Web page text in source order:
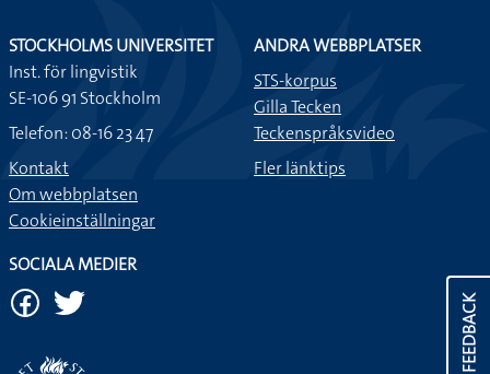
FEEDBACK
STOCKHOLMS UNIVERSITET
Inst. för lingvistik
SE-106 91 Stockholm
Telefon: 08-16 23 47
Kontakt
Om webbplatsen
Cookieinställningar
ANDRA WEBBPLATSER
STS-korpus
Gilla Tecken
Teckenspråksvideo
Fler länktips
SOCIALA MEDIER